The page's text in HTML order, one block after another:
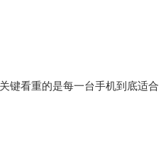
键看重的是每一台手机到底适合